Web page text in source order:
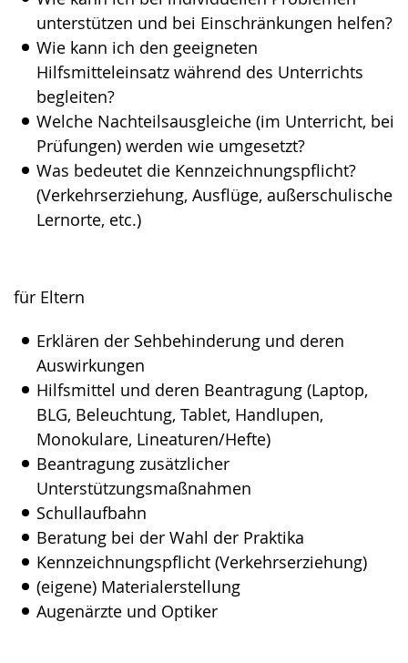
unterstützen und bei Einschränkungen helfen?
Wie kann ich den geeigneten
Hilfsmitteleinsatz während des Unterrichts
begleiten?
Welche Nachteilsausgleiche (im Unterricht, bei
Prüfungen) werden wie umgesetzt?
Was bedeutet die Kennzeichnungspflicht?
(Verkehrserziehung, Ausflüge, außerschulische
Lernorte, etc.)
für Eltern
Erklären der Sehbehinderung und deren
Auswirkungen
Hilfsmittel und deren Beantragung (Laptop,
BLG, Beleuchtung, Tablet, Handlupen,
Monokulare, Lineaturen/Hefte)
Beantragung zusätzlicher
Unterstützungsmaßnahmen
Schullaufbahn
Beratung bei der Wahl der Praktika
Kennzeichnungspflicht (Verkehrserziehung)
(eigene) Materialerstellung
Augenärzte und Optiker